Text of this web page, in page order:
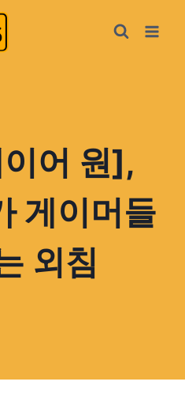
어 원],
게이머들
외침